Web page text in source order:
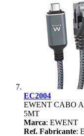
EC2004
EWENT CABO
5MT
Marca: EWENT
Ref. Fabricante: